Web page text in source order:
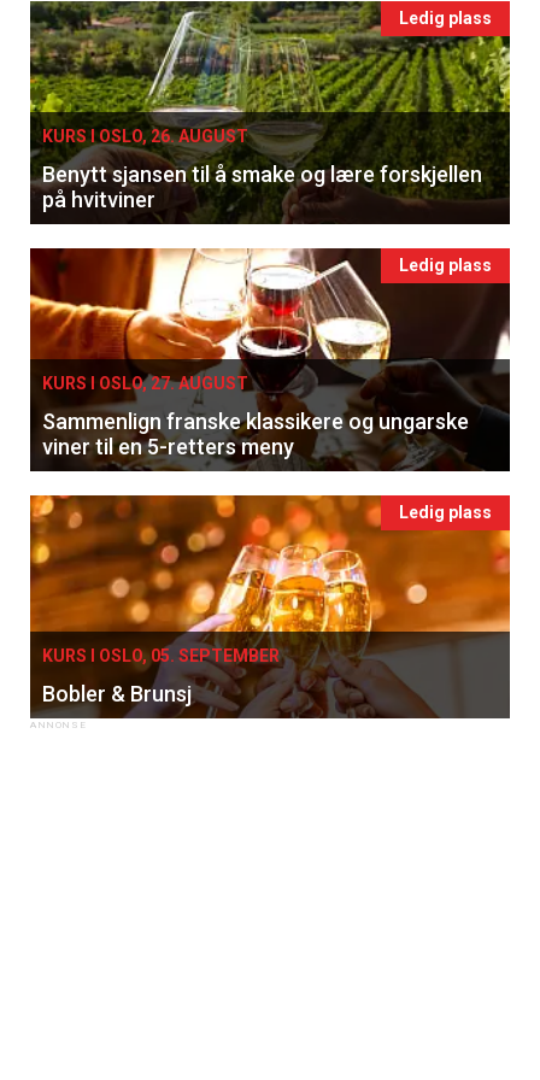
Ledig plass
KURS I OSLO, 26. AUGUST
Benytt sjansen til å smake og lære forskjellen
på hvitviner
Ledig plass
KURS I OSLO, 27. AUGUST
Sammenlign franske klassikere og ungarske
viner til en 5-retters meny
Ledig plass
KURS I OSLO, 05. SEPTEMBER
Bobler & Brunsj